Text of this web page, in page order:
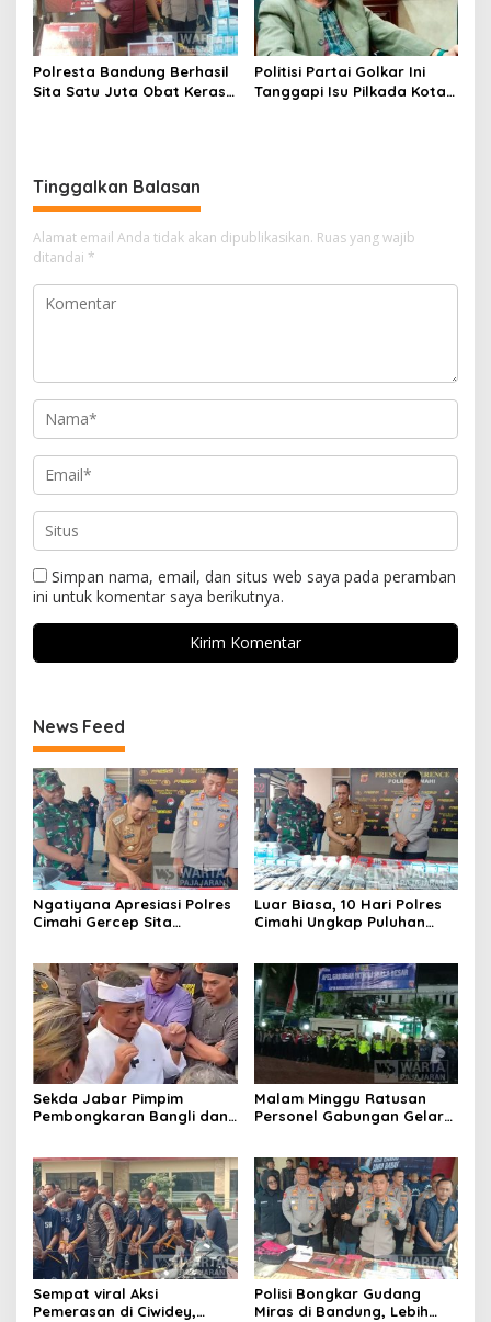
Polresta Bandung Berhasil
Sita Satu Juta Obat Keras
Politisi Partai Golkar Ini
Tanggapi Isu Pilkada Kota
Tinggalkan Balasan
Alamat email Anda tidak akan dipublikasikan. Ruas yang wajib
ditandai *
Simpan nama, email, dan situs web saya pada peramban
ini untuk komentar saya berikutnya.
News Feed
Ngatiyana Apresiasi Polres
Cimahi Gercep Sita
Luar Biasa, 10 Hari Polres
Cimahi Ungkap Puluhan
Sekda Jabar Pimpim
Pembongkaran Bangli dan
Malam Minggu Ratusan
Personel Gabungan Gelar
Sempat viral Aksi
Pemerasan di Ciwidey,
Polisi Bongkar Gudang
Miras di Bandung, Lebih